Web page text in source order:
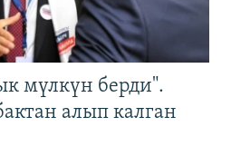
мүлкүн берди".
алып калган